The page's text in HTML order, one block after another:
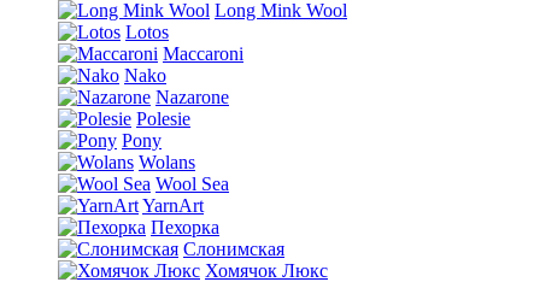
Long Mink Wool
Lotos
Maccaroni
Nako
Nazarone
Polesie
Pony
Wolans
Wool Sea
YarnArt
Пехорка
Слонимская
Хомячок Люкс